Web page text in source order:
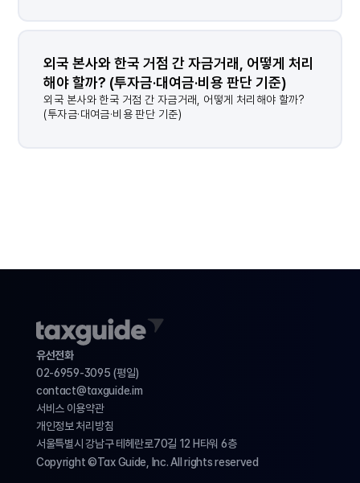
외국 본사와 한국 거점 간 자금거래, 어떻게 처리
해야 할까? (투자금·대여금·비용 판단 기준)
외국 본사와 한국 거점 간 자금거래, 어떻게 처리해야 할까?
(투자금·대여금·비용 판단 기준)
결과가 없습니다.
유선전화
02-6959-3095 (평일)
contact@taxguide.im
서비스 이용약관
개인정보 처리방침
서울특별시 강남구 테헤란로70길 12 H타워 6층
Copyright ©Tax Guide, Inc. All rights reserved